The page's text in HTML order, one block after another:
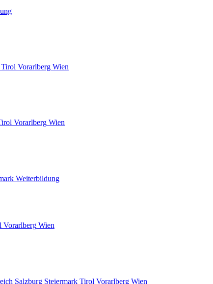
Tirol Vorarlberg Wien
Vorarlberg Wien
Weiterbildung
Vorarlberg Wien
Salzburg Steiermark Tirol Vorarlberg Wien